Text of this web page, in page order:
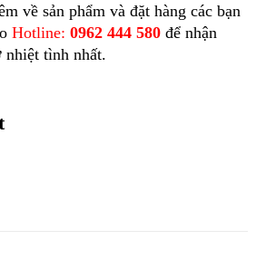
về sản phẩm và đặt hàng các bạn
Hotline: 0962 444 580 để nhận
tình nhất.